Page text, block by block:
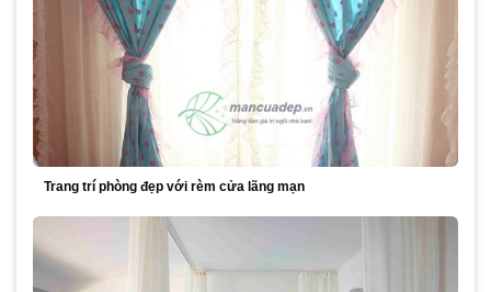
Trang trí phòng đẹp với rèm cửa lãng mạn